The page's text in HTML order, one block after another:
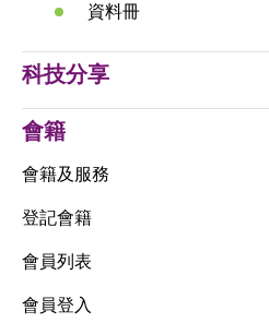
資料冊
科技分享
會籍
會籍及服務
登記會籍
會員列表
會員登入